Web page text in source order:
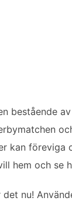
bestående
kan föreviga
hem och se
nu!